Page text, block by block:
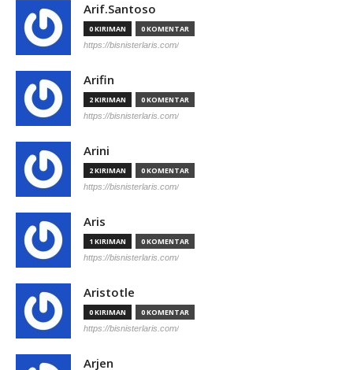
Arif.Santoso
0 KIRIMAN 0 KOMENTAR
https://bisnisterlaris.com/
Arifin
2 KIRIMAN 0 KOMENTAR
https://bisnisterlaris.com/
Arini
2 KIRIMAN 0 KOMENTAR
https://bisnisterlaris.com/
Aris
1 KIRIMAN 0 KOMENTAR
https://bisnisterlaris.com/
Aristotle
0 KIRIMAN 0 KOMENTAR
https://bisnisterlaris.com/
Arjen